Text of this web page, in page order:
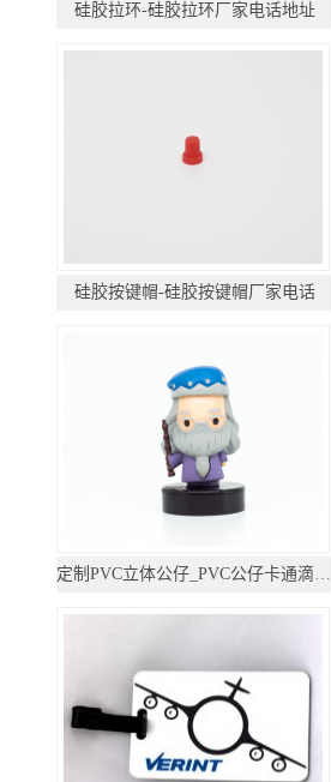
硅胶拉环-硅胶拉环厂家电话地址
硅胶按键帽-硅胶按键帽厂家电话
定制PVC立体公仔_PVC公仔卡通滴胶摆件